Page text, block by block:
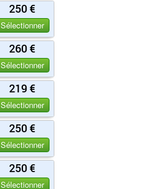
250 €
Sélectionner
260 €
Sélectionner
219 €
Sélectionner
250 €
Sélectionner
250 €
Sélectionner